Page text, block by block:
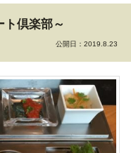
倶楽部～
公開日： 2019.8.23